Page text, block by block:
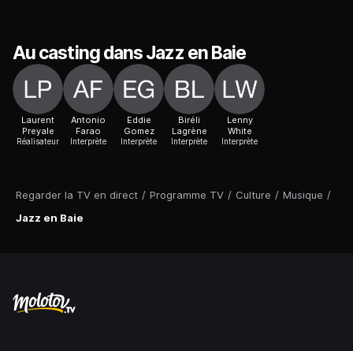
Regarder la TV en direct / Programme TV / Culture / Musique /
Jazz en Baie
Au casting dans Jazz en Baie
Laurent
Preyale
Réalisateur
Antonio
Farao
Interprète
Eddie
Gomez
Interprète
Biréli
Lagrène
Interprète
Lenny
White
Interprète